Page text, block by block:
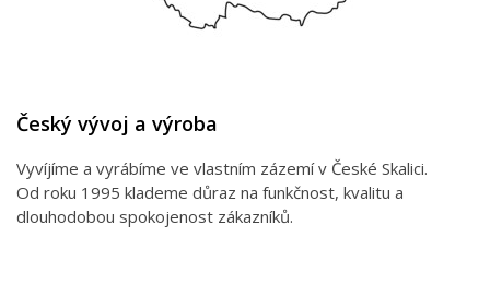
Český vývoj a výroba
Vyvíjíme a vyrábíme ve vlastním zázemí v České Skalici.
Od roku 1995 klademe důraz na funkčnost, kvalitu a
dlouhodobou spokojenost zákazníků.